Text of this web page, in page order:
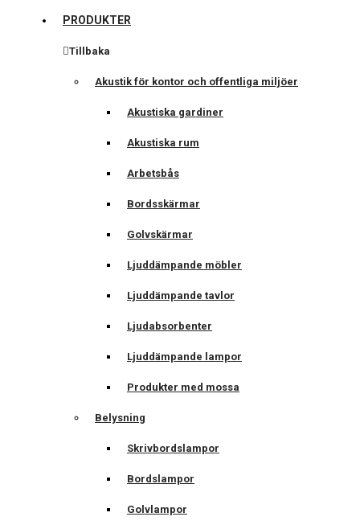
PRODUKTER
Tillbaka
Akustik för kontor och offentliga miljöer
Akustiska gardiner
Akustiska rum
Arbetsbås
Bordsskärmar
Golvskärmar
Ljuddämpande möbler
Ljuddämpande tavlor
Ljudabsorbenter
Ljuddämpande lampor
Produkter med mossa
Belysning
Skrivbordslampor
Bordslampor
Golvlampor